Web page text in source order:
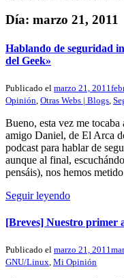
Día: marzo 21, 2011
Hablando de seguridad
del Geek»
Publicado el marzo 21, 2011
Opinión Otras Webs | Blogs
Bueno, esta vez me
amigo Daniel, de El Arca
podcast para hablar de
aunque al final,
pensáis), nos hemos
Seguir leyendo
[Breves] Nuestro primer
Publicado el marzo 21, 2011
GNU/Linux, Mi Opinión